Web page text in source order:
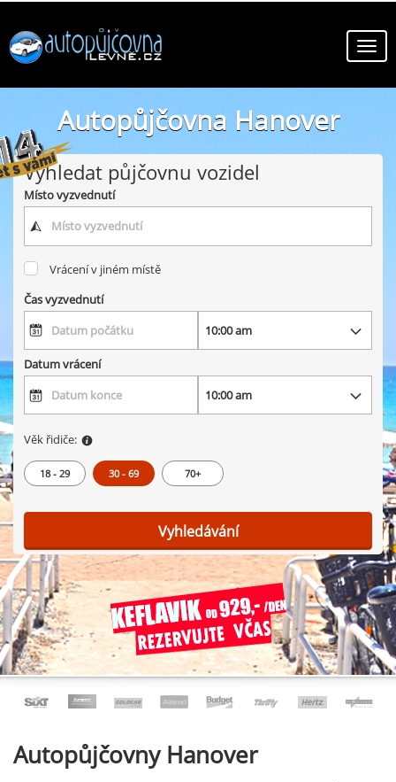
Autopůjčovna Hanover
online autopůjčovny ve městě Hanover
Vyhledat půjčovnu vozidel
Místo vyzvednutí
Vrácení v jiném místě
Čas vyzvednutí
Datum vrácení
Věk řidiče:
18 - 29 30 - 69 70+
Vyhledávání
AutopůjčovnyHanover